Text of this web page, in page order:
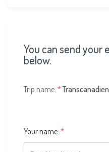
You can send your
below.
Trip name: *
Your name: *